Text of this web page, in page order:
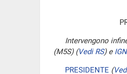
Intervengono
(M5S) (Vedi RS)e
PRESIDENTE (